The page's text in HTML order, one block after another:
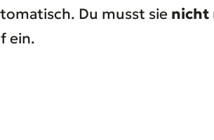
Du musst sie nicht
ein.